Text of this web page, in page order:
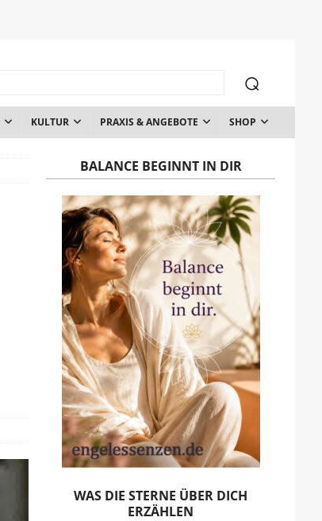
KULTUR PRAXIS & ANGEBOTE SHOP
BALANCE BEGINNT IN DIR
WAS DIE STERNE ÜBER DICH
ERZÄHLEN